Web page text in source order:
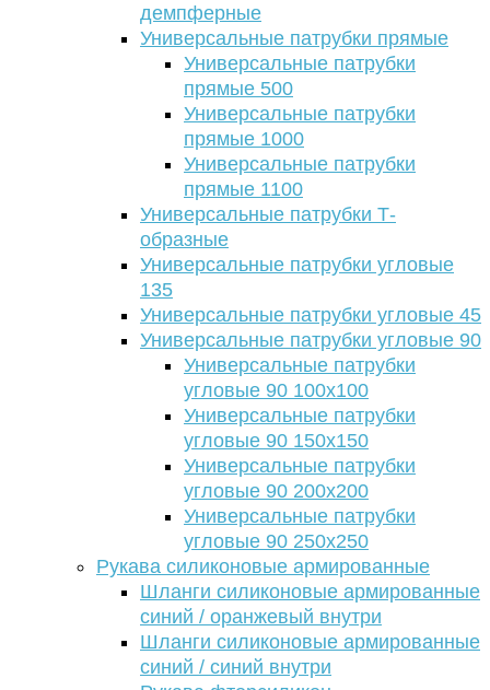
демпферные
Универсальные патрубки прямые
Универсальные патрубки
прямые 500
Универсальные патрубки
прямые 1000
Универсальные патрубки
прямые 1100
Универсальные патрубки Т-
образные
Универсальные патрубки угловые
135
Универсальные патрубки угловые 45
Универсальные патрубки угловые 90
Универсальные патрубки
угловые 90 100х100
Универсальные патрубки
угловые 90 150х150
Универсальные патрубки
угловые 90 200х200
Универсальные патрубки
угловые 90 250х250
Рукава силиконовые армированные
Шланги силиконовые армированные
синий / оранжевый внутри
Шланги силиконовые армированные
синий / синий внутри